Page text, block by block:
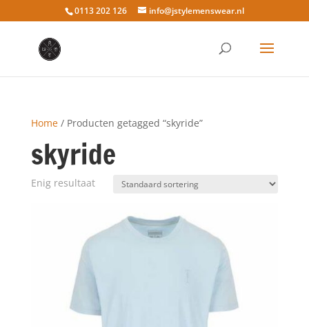
0113 202 126 info@jstylemenswear.nl
Home/ Producten getagged “skyride”
skyride
Enig resultaat